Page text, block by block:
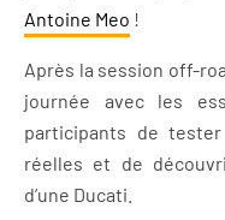
Antoine Meo !
Après la session off-
journée avec les
participants de
réelles et de
d’une Ducati.